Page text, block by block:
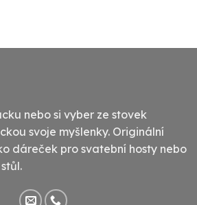
nebo si vyber ze stovek
svoje myšlenky. Originální
dáreček pro svatební hosty nebo